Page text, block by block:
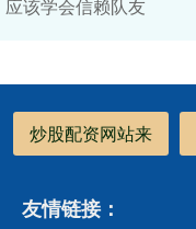
应该学会信赖队友
炒股配资网站来
友情链接：